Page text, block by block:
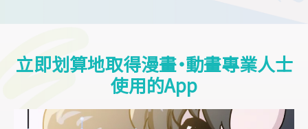
立即划算地取得漫畫・動畫專業人士
使用的App